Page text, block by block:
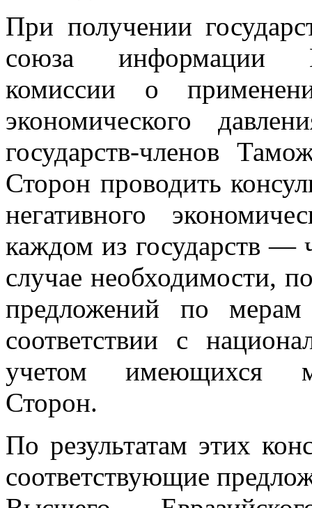
При получении
союза информации
комиссии о
экономического
государств-членов
Сторон проводить
негативного
каждом из государств —
случае необходимости,
предложений по мерам
соответствии с
учетом имеющихся
Сторон.
По результатам этих
соответствующие